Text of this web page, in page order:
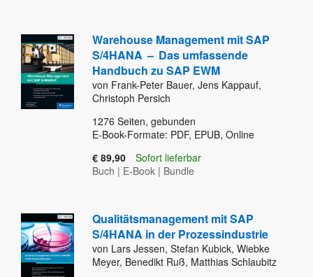
Warehouse Management mit SAP
S/4HANA – Das umfassende
Handbuch zu SAP EWM
von Frank-Peter Bauer, Jens Kappauf,
Christoph Persich
1276 Seiten, gebunden
E-Book-Formate: PDF, EPUB, Online
€ 89,90
Sofort lieferbar
Buch | E-Book | Bundle
Qualitätsmanagement mit SAP
S/4HANA in der Prozessindustrie
von Lars Jessen, Stefan Kubick, Wiebke
Meyer, Benedikt Ruß, Matthias Schlaubitz